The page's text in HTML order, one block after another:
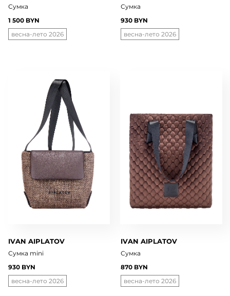
Сумка
1 500 BYN
весна-лето 2026
Сумка
930 BYN
весна-лето 2026
IVAN AIPLATOV
Сумка mini
930 BYN
весна-лето 2026
IVAN AIPLATOV
Сумка
870 BYN
весна-лето 2026